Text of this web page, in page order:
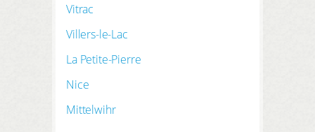
Vitrac
Villers-le-Lac
La Petite-Pierre
Nice
Mittelwihr